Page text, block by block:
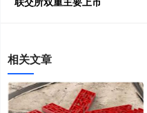
相关文章